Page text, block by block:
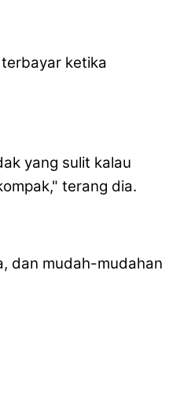
ketika
yang sulit kalau
terang dia.
dan mudah-mudahan